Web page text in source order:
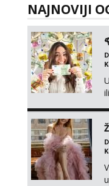
NAJNOVIJI